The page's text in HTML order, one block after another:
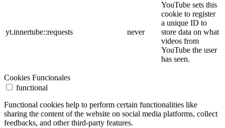
yt.innertube::requests never
YouTube sets this
cookie to register
a unique ID to
store data on what
videos from
YouTube the user
has seen.
Cookies Funcionales
functional
Functional cookies help to perform certain functionalities like
sharing the content of the website on social media platforms, collect
feedbacks, and other third-party features.